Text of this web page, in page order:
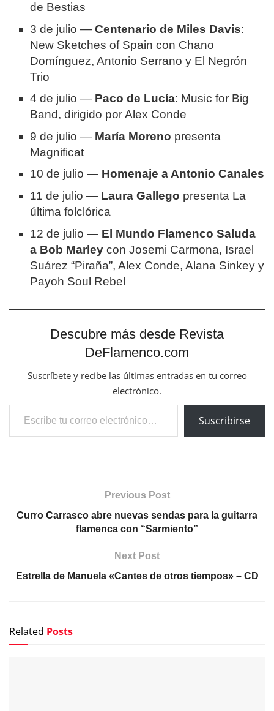
de Bestias
3 de julio —Centenario de Miles Davis:
New Sketches of Spain con Chano
Domínguez, Antonio Serrano y El Negrón
Trio
4 de julio — Paco de Lucía: Music for Big
Band, dirigido por Alex Conde
9 de julio — María Moreno presenta
Magnificat
10 de julio — Homenaje a Antonio Canales
11 de julio — Laura Gallego presenta La
última folclórica
12 de julio — El Mundo Flamenco Saluda
a Bob Marleycon Josemi Carmona, Israel
Suárez “Piraña”, Alex Conde, Alana Sinkey y
Payoh Soul Rebel
Descubre más desde Revista
DeFlamenco.com
Suscríbete y recibe las últimas entradas en tu correo
electrónico.
Escribe tu correo electrónico…
Suscribirse
Previous Post
Curro Carrasco abre nuevas sendas para la guitarra
flamenca con “Sarmiento”
Next Post
Estrella de Manuela «Cantes de otros tiempos» – CD
Related Posts